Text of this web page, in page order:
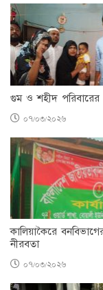
গুম ও শহীদ পরিবারের
০৭/০৩/২০২৬
কালিয়াকৈরে
নীরবতা
০৭/০৩/২০২৬